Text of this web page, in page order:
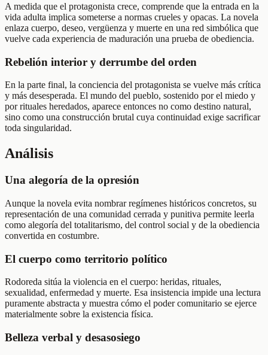
A medida que el protagonista crece, comprende que la entrada en la
vida adulta implica someterse a normas crueles y opacas. La novela
enlaza cuerpo, deseo, vergüenza y muerte en una red simbólica que
vuelve cada experiencia de maduración una prueba de obediencia.
Rebelión interior y derrumbe del orden
En la parte final, la conciencia del protagonista se vuelve más crítica
y más desesperada. El mundo del pueblo, sostenido por el miedo y
por rituales heredados, aparece entonces no como destino natural,
sino como una construcción brutal cuya continuidad exige sacrificar
toda singularidad.
Análisis
Una alegoría de la opresión
Aunque la novela evita nombrar regímenes históricos concretos, su
representación de una comunidad cerrada y punitiva permite leerla
como alegoría del totalitarismo, del control social y de la obediencia
convertida en costumbre.
El cuerpo como territorio político
Rodoreda sitúa la violencia en el cuerpo: heridas, rituales,
sexualidad, enfermedad y muerte. Esa insistencia impide una lectura
puramente abstracta y muestra cómo el poder comunitario se ejerce
materialmente sobre la existencia física.
Belleza verbal y desasosiego